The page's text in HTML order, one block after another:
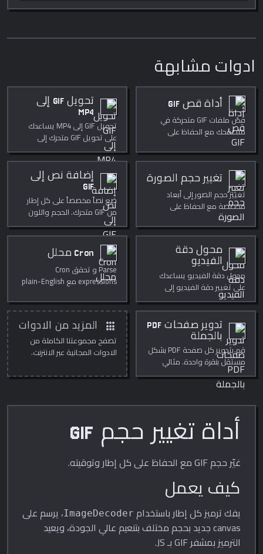
ادوات مشابهة
أداة قص GIF
قُصّ ملفات GIF متحركة في
متصفحك مع الحفاظ على
الحركة. مستطيل دقيق
بالبكسل.
تحويل GIF إلى
MP4
تحويل GIF إلى MP4 يساعدك
على تحويل GIF متحرك إلى
فيديو مباشرة داخل المتصفح.
استخدمه لتنظيف الوسائط
بسرعة وخصوصية، للنشر،
الدروس، العروض، والتحرير
اليومي.
تغيير حجم الصورة
تغيير حجم الصور إلى أبعاد
مخصصة مع الحفاظ على
الجودة.
إضافة نص إلى
GIF
ضع نصاً مخصصاً على كل إطار
من GIF متحرك. الحجم واللون
والحد والموضع قابلة للضبط.
محول دقة
الفيديو
محول دقة الفيديو يساعدك
على تغيير دقة الفيديو إلى
أحجام شائعة مباشرة داخل
المتصفح. استخدمه لتنظيف
الوسائط بسرعة وخصوصية،
للنشر، الدروس، العروض، والتحرير
اليومي.
Cron محلل
Parse و تحقق Cron
expressions مع plain-English
تدوير صفحات PDF
بالجملة
قم بتدوير كل صفحة PDF بشكل
مستقل بنقرة واحدة. مثالي
للمسح الضوئي ذي الاتجاهات
المختلطة.
apps المزيد من الادوات
تصفح مجموعتنا الكاملة من
الادوات المجانية عبر الانترنت.
أداة تغيير حجم GIF
غيّر حجم GIF مع الحفاظ على كل إطار وتوقيته.
كيف يعمل
يفك ترميز كل إطار باستخدام ImageDecoder، يرسم على
canvas جديد بحجم مختلف بتنعيم عالي الجودة، ويعيد
الترميز بمشفر GIF بـ JS.